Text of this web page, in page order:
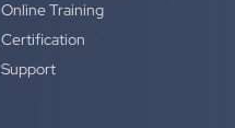
Online Training
Certification
Support